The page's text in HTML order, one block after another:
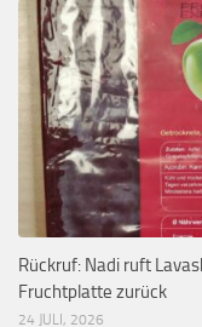
Rückruf: Nadi ruft
Fruchtplatte zurück
24 JULI, 2026